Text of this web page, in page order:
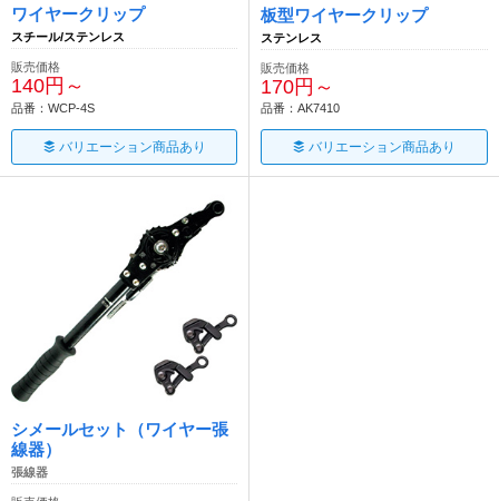
ワイヤークリップ
スチール/ステンレス
販売価格
140円～
品番：WCP-4S
バリエーション商品あり
板型ワイヤークリップ
ステンレス
販売価格
170円～
品番：AK7410
バリエーション商品あり
シメールセット（ワイヤー張
線器）
張線器